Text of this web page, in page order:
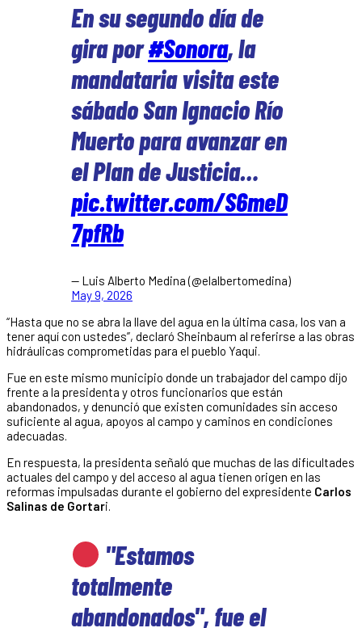
En su segundo día de
gira por#Sonora, la
mandataria visita este
sábado San Ignacio Río
Muerto para avanzar en
el Plan de Justicia…
pic.twitter.com/S6meD
7pfRb
— Luis Alberto Medina (@elalbertomedina)
May 9, 2026
“Hasta que no se abra la llave del agua en la última casa, los van a
tener aquí con ustedes”, declaró Sheinbaum al referirse a las obras
hidráulicas comprometidas para el pueblo Yaqui.
Fue en este mismo municipio donde un trabajador del campo dijo
frente a la presidenta y otros funcionarios que están
abandonados, y denunció que existen comunidades sin acceso
suficiente al agua, apoyos al campo y caminos en condiciones
adecuadas.
En respuesta, la presidenta señaló que muchas de las dificultades
actuales del campo y del acceso al agua tienen origen en las
reformas impulsadas durante el gobierno del expresidente Carlos
Salinas de Gortari.
"Estamos
totalmente
abandonados", fue el